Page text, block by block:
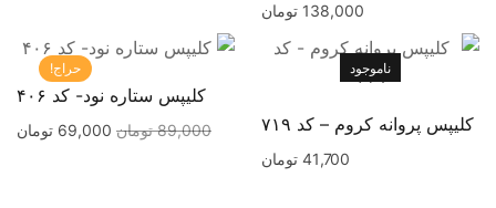
138,000 تومان
ناموجود
کلیپس پروانه کروم – کد ۷۱۹
41,700 تومان
حراج!
کلیپس ستاره نود- کد ۴۰۶
89,000 تومان 69,000 تومان